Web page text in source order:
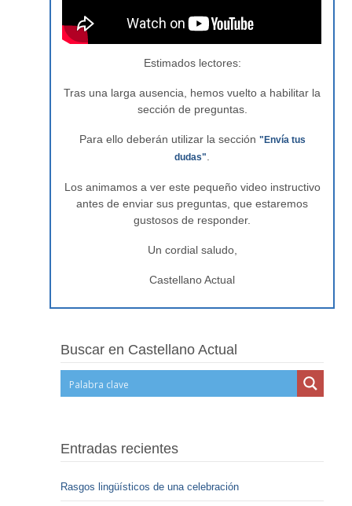
Estimados lectores:
Tras una larga ausencia, hemos vuelto a habilitar la
sección de preguntas.
Para ello deberán utilizar la sección "Envía tus
dudas"
Los animamos a ver este pequeño video instructivo
antes de enviar sus preguntas, que estaremos
gustosos de responder.
Un cordial saludo,
Castellano Actual
Buscar en Castellano Actual
Entradas recientes
Rasgos lingüísticos de una celebración